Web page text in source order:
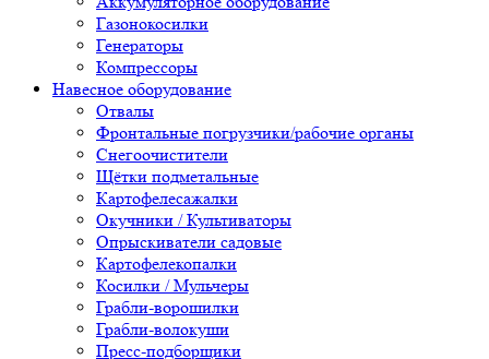
Газонокосилки
Генераторы
Компрессоры
Навесное оборудование
Отвалы
Фронтальные погрузчики/рабочие органы
Снегоочистители
Щётки подметальные
Картофелесажалки
Окучники / Культиваторы
Опрыскиватели садовые
Картофелекопалки
Косилки / Мульчеры
Грабли-ворошилки
Грабли-волокуши
Пресс-подборщики